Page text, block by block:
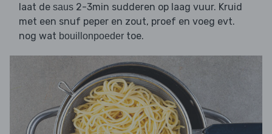
laat de saus 2-3min sudderen op laag vuur. Kruid
met een snuf peper en zout, proef en voeg evt.
nog wat bouillonpoeder toe.